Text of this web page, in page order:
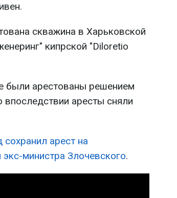
скважина в Харьковской
кипрской "Diloretio
были арестованы решением
аресты сняли
сохранил арест на
министра Злочевского.